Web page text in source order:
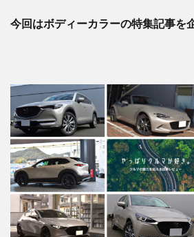
今回はボディーカラーの特集記事を